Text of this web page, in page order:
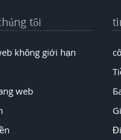
tôi
không giới hạn
web